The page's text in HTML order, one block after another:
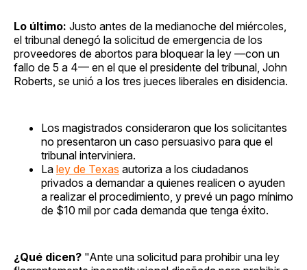
Lo último: Justo antes de la medianoche del miércoles,
el tribunal denegó la solicitud de emergencia de los
proveedores de abortos para bloquear la ley —con un
fallo de 5 a 4— en el que el presidente del tribunal, John
Roberts, se unió a los tres jueces liberales en disidencia.
Los magistrados consideraron que los solicitantes
no presentaron un caso persuasivo para que el
tribunal interviniera.
La ley de Texas autoriza a los ciudadanos
privados a demandar a quienes realicen o ayuden
a realizar el procedimiento, y prevé un pago mínimo
de $10 mil por cada demanda que tenga éxito.
¿Qué dicen? "Ante una solicitud para prohibir una ley